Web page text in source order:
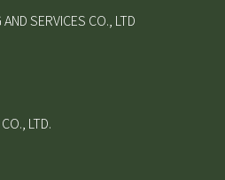
SERVICES CO., LTD
LTD.